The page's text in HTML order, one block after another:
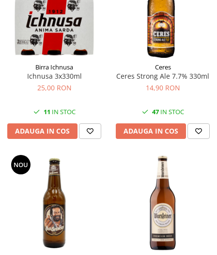
Birra Ichnusa
Ichnusa 3x330ml
25,00 RON
11 IN STOC
ADAUGA IN COS
Ceres
Ceres Strong Ale 7.7% 330ml
14,90 RON
47IN STOC
ADAUGA IN COS
NOU